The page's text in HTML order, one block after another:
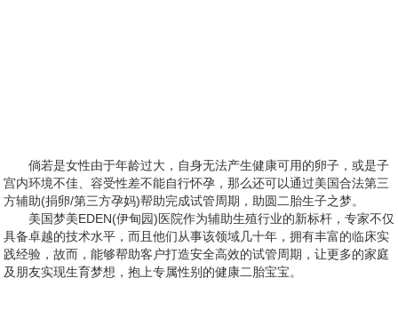
倘若是女性由于年龄过大，自身无法产生健康可用的卵子，或是子
宫内环境不佳、容受性差不能自行怀孕，那么还可以通过美国合法第三
方辅助(捐卵/第三方孕妈)帮助完成试管周期，助圆二胎生子之梦。
美国梦美EDEN(伊甸园)医院作为辅助生殖行业的新标杆，专家不仅
具备卓越的技术水平，而且他们从事该领域几十年，拥有丰富的临床实
践经验，故而，能够帮助客户打造安全高效的试管周期，让更多的家庭
及朋友实现生育梦想，抱上专属性别的健康二胎宝宝。